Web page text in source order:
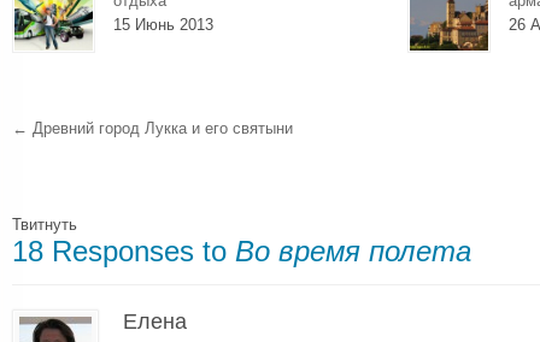
15 Июнь 2013
26
← Древний город Лукка и его святыни
Твитнуть
18 Responses to Во время полета
Елена